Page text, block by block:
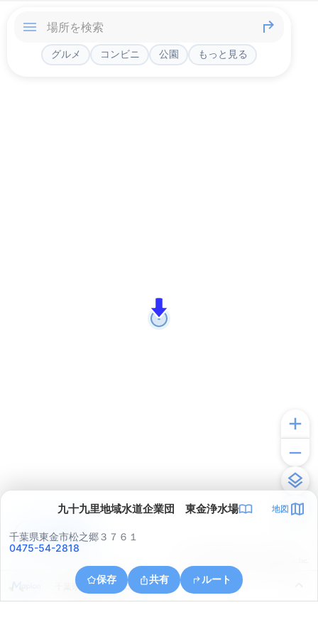
グルメ コンビニ 公園 もっと見る
九十九里地域水道企業団 東金浄水場 地図
千葉県東金市松之郷３７６１
0475-54-2818
保存 共有 ルート
千葉県東金市松之郷
アプリで見る